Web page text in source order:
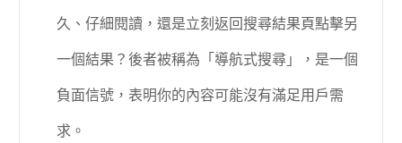
久、仔細閱讀，還是立刻返回搜尋結果頁點擊另
一個結果？後者被稱為「導航式搜尋」，是一個
負面信號，表明你的內容可能沒有滿足用戶需
求。